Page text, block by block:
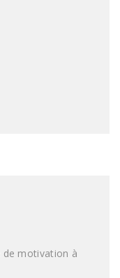
de motivation à